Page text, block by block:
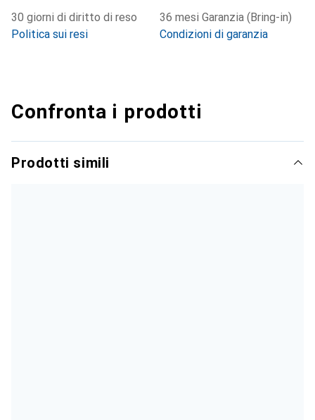
30 giorni di diritto di reso
Politica sui resi
36 mesi Garanzia (Bring-in)
Condizioni di garanzia
Confronta i prodotti
Prodotti simili